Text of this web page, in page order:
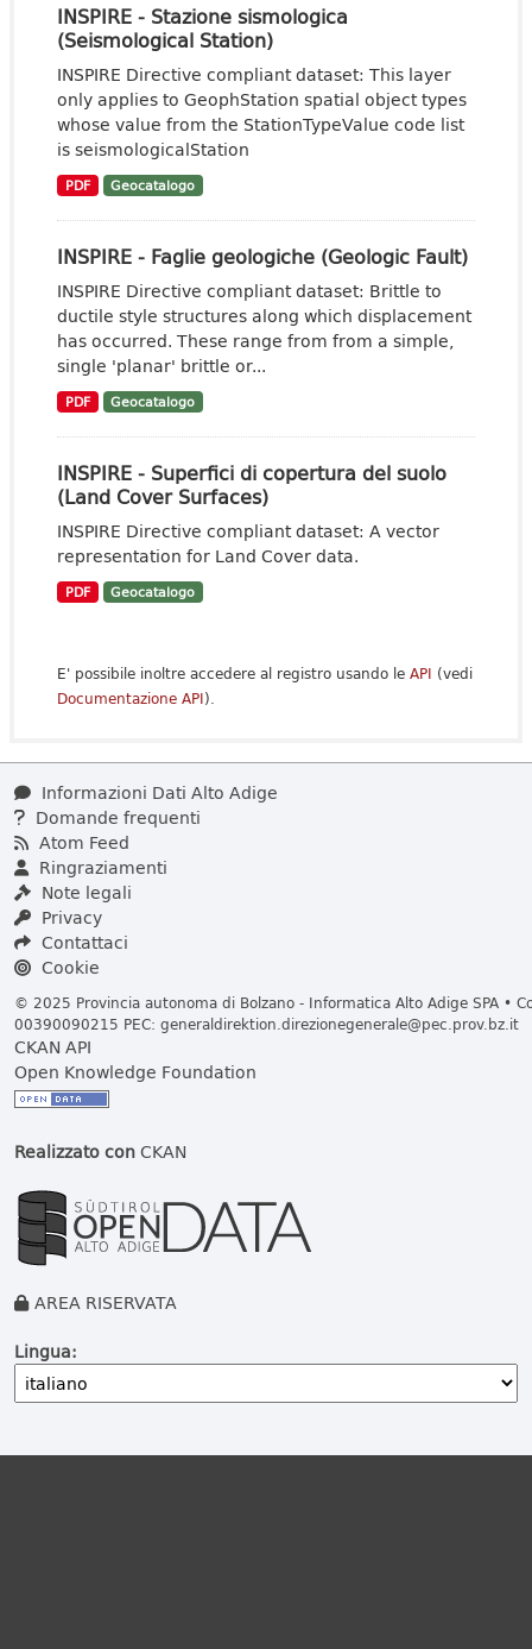
INSPIRE - Stazione sismologica
(Seismological Station)
INSPIRE Directive compliant dataset: This layer
only applies to GeophStation spatial object types
whose value from the StationTypeValue code list
is seismologicalStation
PDF Geocatalogo
INSPIRE - Faglie geologiche (Geologic Fault)
INSPIRE Directive compliant dataset: Brittle to
ductile style structures along which displacement
has occurred. These range from from a simple,
single 'planar' brittle or...
PDF Geocatalogo
INSPIRE - Superfici di copertura del suolo
(Land Cover Surfaces)
INSPIRE Directive compliant dataset: A vector
representation for Land Cover data.
PDF Geocatalogo
E' possibile inoltre accedere al registro usando le API (vedi
Documentazione API).
Informazioni Dati Alto Adige
Domande frequenti
Atom Feed
Ringraziamenti
Note legali
Privacy
Contattaci
Cookie
© 2025 Provincia autonoma di Bolzano - Informatica Alto Adige SPA •
00390090215 PEC: generaldirektion.direzionegenerale@pec.prov.bz.it
CKAN API
Open Knowledge Foundation
Realizzato conCKAN
AREA RISERVATA
Lingua